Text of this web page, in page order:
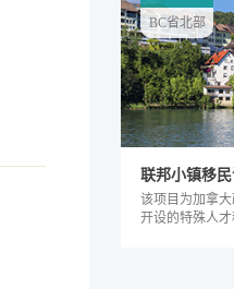
联邦小镇移民
该项目为加拿大
开设的特殊人
BC省北部